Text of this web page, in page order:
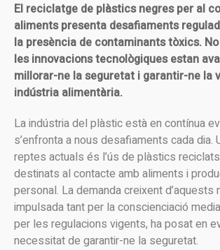
El reciclatge de plàstics negres per al
aliments presenta desafiaments
la presència de contaminants tòxics.
les innovacions tecnològiques estan
millorar-ne la seguretat i garantir-ne la
indústria alimentària.
La indústria del plàstic està en contínua
s’enfronta a nous desafiaments cada dia.
reptes actuals és l’ús de plàstics
destinats al contacte amb aliments i
personal. La demanda creixent d’aquests
impulsada tant per la conscienciació
per les regulacions vigents, ha posat en
necessitat de garantir-ne la seguretat.